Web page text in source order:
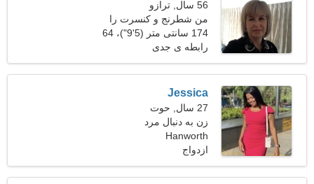
56 سال, ترازو
من شطرنج و کنسرت را
دوست دارم
174 سانتی متر (5'9")، 64
کیلوگرم (141 پوند)
رابطه ی جدی
Jessica
27 سال, حوت
زن به دنبال مرد
Hanworth
ازدواج